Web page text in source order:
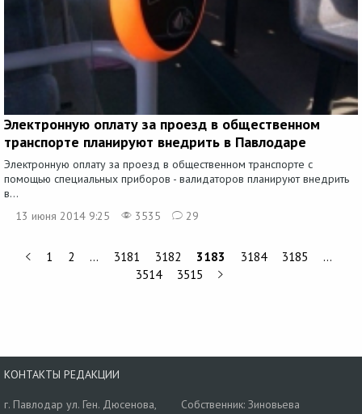
Электронную оплату за проезд в общественном
транспорте планируют внедрить в Павлодаре
Электронную оплату за проезд в общественном транспорте с
помощью специальных приборов - валидаторов планируют внедрить
в...
13 июня 2014 9:25
3535 29
1 2 … 3181 3182 3183 3184 3185
…
3514
3515
КОНТАКТЫ РЕДАКЦИИ
г. Павлодар ул. Ген. Дюсенова,
Собственник: Зиновьева